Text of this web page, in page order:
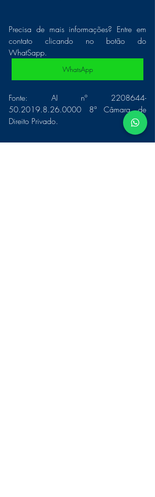
Precisa de mais informações? Entre em
contato clicando no botão do
WhatSapp.
WhatsApp
Fonte: AI nº 2208644-
50.2019.8.26.0000 8ª Câmara de
Direito Privado.